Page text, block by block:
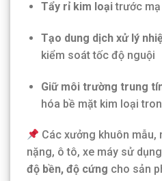
Tẩy rỉ kim loạitrước mạ
Tạo dung dịch xử lý
kiểm soát tốc độ nguội
Giữ môi trường trung
hóa bề mặt kim loại
Các xưởng khuôn mẫu,
nặng, ô tô, xe máy sử
độ bền, độ cứng cho sản